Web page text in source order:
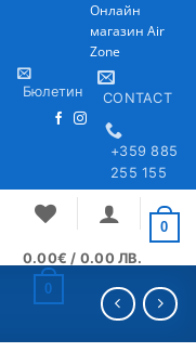
Бюлетин
Онлайн
магазин Air
Zone
CONTACT
+359 885
255 155
0.00€ / 0.00 ЛВ.
0
0